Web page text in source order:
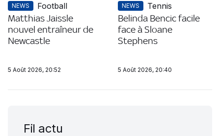
NEWS Football
Matthias Jaissle
nouvel entraîneur de
Newcastle
5 Août 2026, 20:52
NEWS Tennis
Belinda Bencic facile
face à Sloane
Stephens
5 Août 2026, 20:40
Fil actu